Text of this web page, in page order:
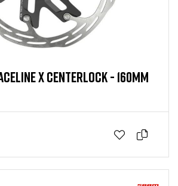
X CENTERLOCK - 160MM